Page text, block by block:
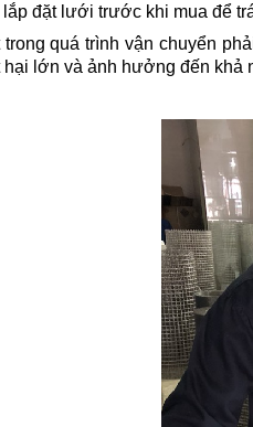
lắp đặt lưới trước khi mua để
quá trình vận chuyển
hại lớn và ảnh hưởng đến khả